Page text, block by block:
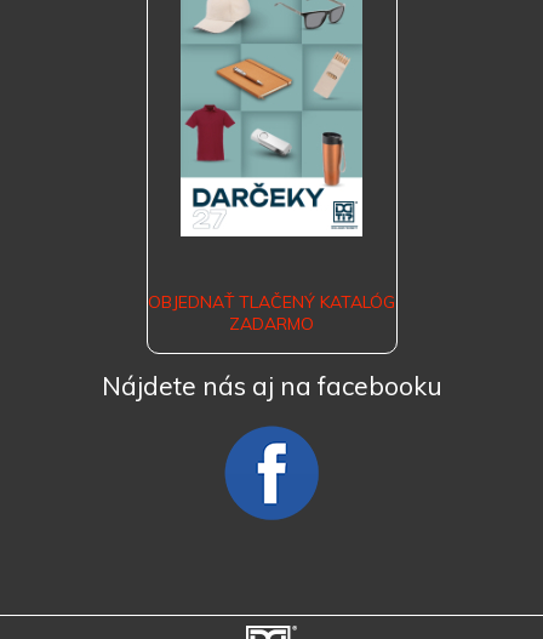
OBJEDNAŤ TLAČENÝ KATALÓG
ZADARMO
Nájdete nás aj na facebooku